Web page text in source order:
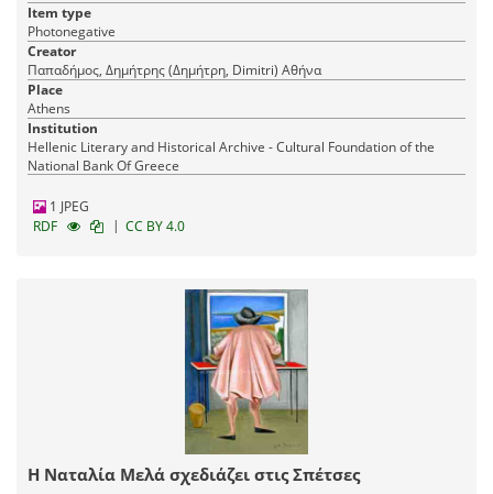
Item type
Photonegative
Creator
Παπαδήμος, Δημήτρης (Δημήτρη, Dimitri) Αθήνα
Place
Athens
Institution
Hellenic Literary and Historical Archive - Cultural Foundation of the
National Bank Of Greece
1 JPEG
RDF
| CC BY 4.0
Η Ναταλία Μελά σχεδιάζει στις Σπέτσες